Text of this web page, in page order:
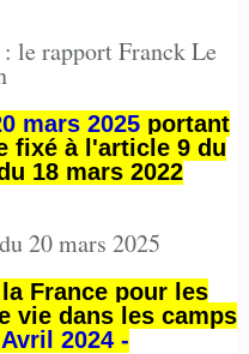
le rapport Franck Le
mars 2025portant
fixé à l'article 9 du
18 mars 2022
20 mars 2025
France pour les
vie dans les camps
2024 -